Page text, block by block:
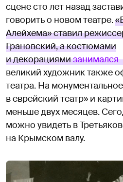
сцене сто лет назад
говорить о новом театре.
Алейхема» ставил
Грановский, а костюмами
и декорациямизанимался
великий художник также
театра. На
в еврейский театр» и
меньше двух месяцев.
можно увидеть в
на Крымском валу.